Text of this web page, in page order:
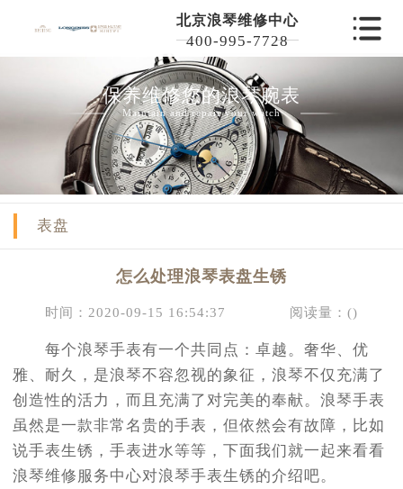
北京浪琴维修中心
400-995-7728
保养维修您的浪琴腕表
Maintain and repair your watch
表盘
怎么处理浪琴表盘生锈
时间：2020-09-15 16:54:37 阅读量：()
每个浪琴手表有一个共同点：卓越。奢华、优
雅、耐久，是浪琴不容忽视的象征，浪琴不仅充满了
创造性的活力，而且充满了对完美的奉献。浪琴手表
虽然是一款非常名贵的手表，但依然会有故障，比如
说手表生锈，手表进水等等，下面我们就一起来看看
浪琴维修服务中心对浪琴手表生锈的介绍吧。